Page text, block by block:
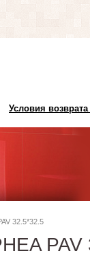
Условия возврата
32.5*32.5